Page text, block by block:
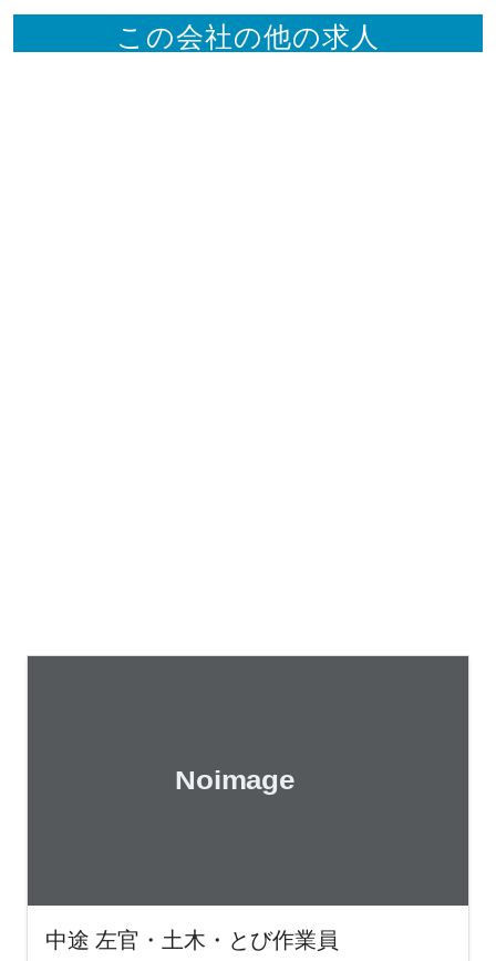
この会社の他の求人
中途 左官・土木・とび作業員